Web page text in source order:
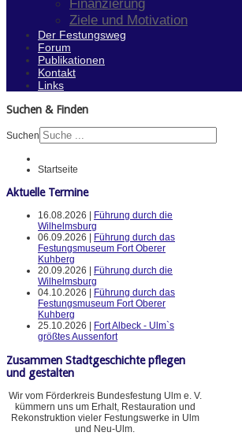
Finanzierung
Ziele und Motivation
Der Festungsweg
Forum
Publikationen
Kontakt
Links
Suchen & Finden
Suchen
Startseite
Aktuelle Termine
16.08.2026 |
Führung durch die
Wilhelmsburg
06.09.2026 |
Führung durch das
Festungsmuseum Fort Oberer
Kuhberg
20.09.2026 |
Führung durch die
Wilhelmsburg
04.10.2026 |
Führung durch das
Festungsmuseum Fort Oberer
Kuhberg
25.10.2026 |
Fort Albeck - Ulm`s
größtes Aussenfort
Zusammen Stadtgeschichte pflegen
und gestalten
Wir vom Förderkreis Bundesfestung Ulm e. V.
kümmern uns um Erhalt, Restauration und
Rekonstruktion vieler Festungswerke in Ulm
und Neu-Ulm.